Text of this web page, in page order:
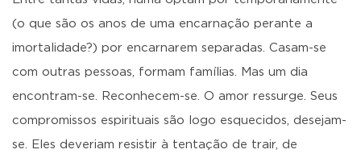
(o que são os anos de uma encarnação perante a
imortalidade?) por encarnarem separadas. Casam-se
com outras pessoas, formam famílias. Mas um dia
encontram-se. Reconhecem-se. O amor ressurge. Seus
compromissos espirituais são logo esquecidos, desejam-
se. Eles deveriam resistir à tentação de trair, de